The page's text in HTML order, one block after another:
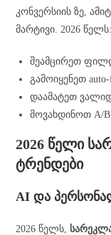
კონვერსიის ზე,
მარტივი. 2026 წელს:
შეამცირეთ
გამოიყენეთ
დაამატეთ
მოვახდინოთ A/
2026 წელი
ტრენდები
AI და
2026 წელს,